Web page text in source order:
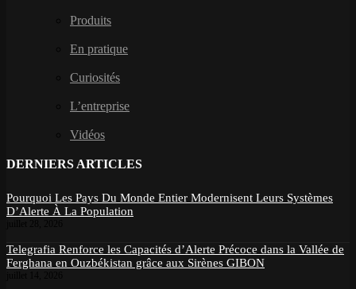
Produits
En pratique
Curiosités
L’entreprise
Vidéos
DERNIERS ARTICLES
Pourquoi Les Pays Du Monde Entier Modernisent Leurs Systèmes
D’Alerte À La Population
Telegrafia Renforce les Capacités d’Alerte Précoce dans la Vallée de
Ferghana en Ouzbékistan grâce aux Sirènes GIBON